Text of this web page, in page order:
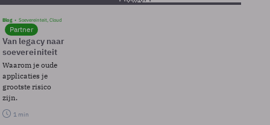
Blog Soevereinteit, Cloud
Partner
Van legacy naar
soevereiniteit
Waarom je oude
applicaties je
grootste risico
zijn.
1 min